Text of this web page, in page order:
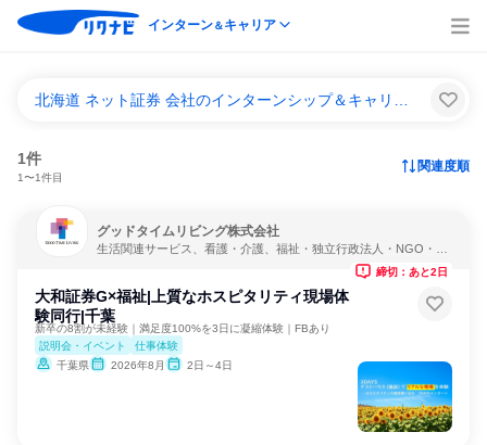
インターン＆キャリア
1件
1〜1件目
関連度順
グッドタイムリビング株式会社
生活関連サービス、看護・介護、福祉・独立行政法人・NGO・N
大和証券G×福祉|上質なホスピタリティ現場体
験同行|千葉
新卒の8割が未経験｜満足度100%を3日に凝縮体験｜FBあり
説明会・イベント
仕事体験
千葉県
2026年8月 2日～4日
締切：あと2日